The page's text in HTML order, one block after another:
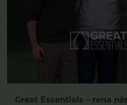
Great Essentials – rena